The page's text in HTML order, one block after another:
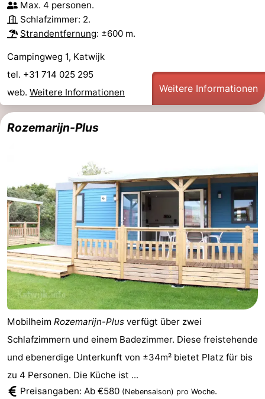
Max. 4 personen.
Schlafzimmer: 2.
Strandentfernung: ±600 m.
Campingweg 1, Katwijk
tel. +31 714 025 295
web. Weitere Informationen Weitere Informationen
Rozemarijn-Plus
Mobilheim Rozemarijn-Plus verfügt über zwei
Schlafzimmern und einem Badezimmer. Diese freistehende
und ebenerdige Unterkunft von ±34m² bietet Platz für bis
zu 4 Personen. Die Küche ist ...
Preisangaben: Ab €580 (Nebensaison) pro Woche.